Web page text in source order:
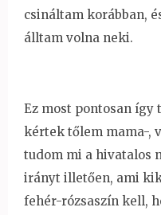
csináltam korábban,
álltam volna neki.
Ez most pontosan így
kértek tőlem mama-,
tudom mi a hivatalos
irányt illetően, ami
fehér-rózsaszín kell,